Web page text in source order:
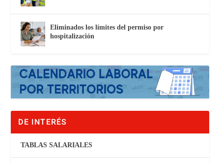
Eliminados los límites del permiso por
hospitalización
DE INTERÉS
TABLAS SALARIALES